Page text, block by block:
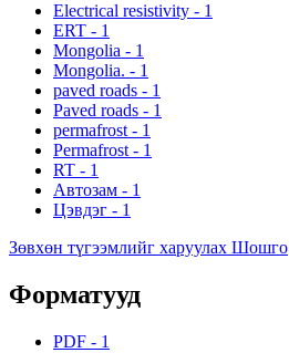
Electrical resistivity - 1
ERT - 1
Mongolia - 1
Mongolia. - 1
paved roads - 1
Paved roads - 1
permafrost - 1
Permafrost - 1
RT - 1
Автозам - 1
Цэвдэг - 1
Зөвхөн түгээмлийг харуулах Шошго
Форматууд
PDF - 1